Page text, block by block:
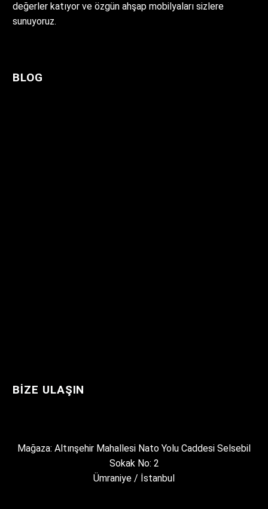
değerler katıyor ve özgün ahşap mobilyaları sizlere
sunuyoruz.
BLOG
BIZE ULAŞIN
Mağaza: Altınşehir Mahallesi Nato Yolu Caddesi Selsebil
Sokak No: 2
Ümraniye / İstanbul